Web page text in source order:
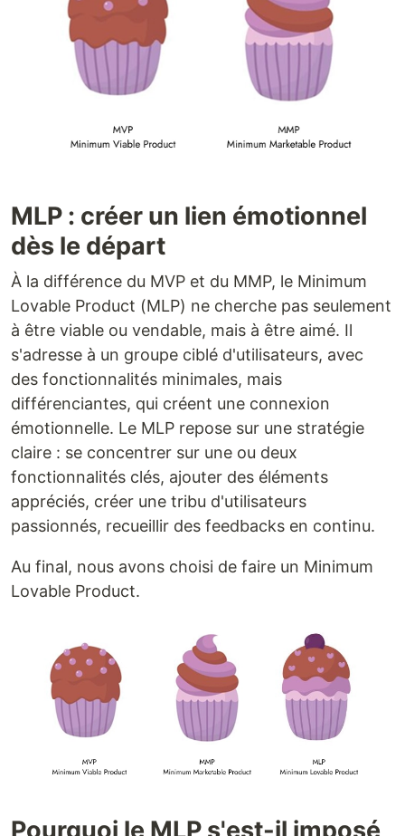
MLP : créer un lien émotionnel
dès le départ
À la différence du MVP et du MMP, le Minimum
Lovable Product (MLP) ne cherche pas seulement
à être viable ou vendable, mais à être aimé. Il
s'adresse à un groupe ciblé d'utilisateurs, avec
des fonctionnalités minimales, mais
différenciantes, qui créent une connexion
émotionnelle. Le MLP repose sur une stratégie
claire : se concentrer sur une ou deux
fonctionnalités clés, ajouter des éléments
appréciés, créer une tribu d'utilisateurs
passionnés, recueillir des feedbacks en continu.
Au final, nous avons choisi de faire un Minimum
Lovable Product.
Pourquoi le MLP s'est-il imposé